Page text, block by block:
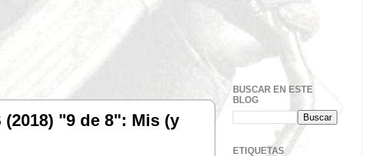
(2018) "9 de 8": Mis (y
BUSCAR EN ESTE
BLOG
ETIQUETAS